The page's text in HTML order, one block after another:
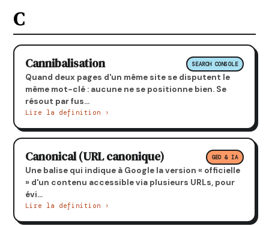
C
Cannibalisation SEARCH CONSOLE
Quand deux pages d'un même site se disputent le
même mot-clé : aucune ne se positionne bien. Se
résout par fus...
Lire la definition ›
Canonical (URL canonique) GEO & IA
Une balise qui indique à Google la version « officielle
» d'un contenu accessible via plusieurs URLs, pour
évi...
Lire la definition ›